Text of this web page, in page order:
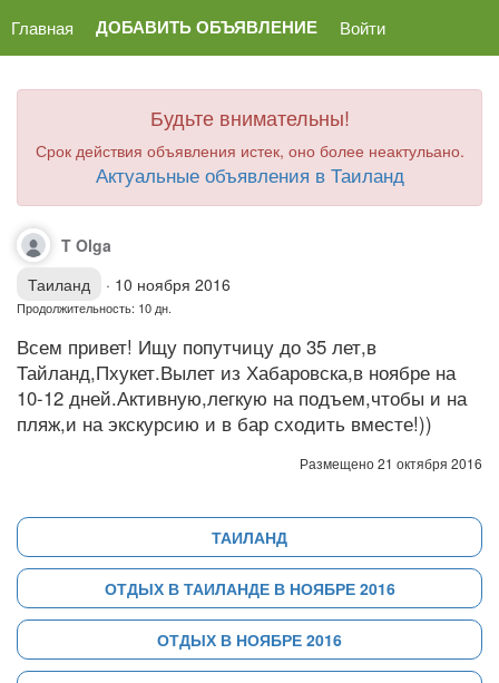
Главная ДОБАВИТЬ ОБЪЯВЛЕНИЕ Войти
Будьте внимательны!
Срок действия объявления истек, оно более неактульано.
Актуальные объявления в Таиланд
T Olga
Таиланд
· 10 ноября 2016
Продолжительность: 10 дн.
Всем привет! Ищу попутчицу до 35 лет,в
Тайланд,Пхукет.Вылет из Хабаровска,в ноябре на
10-12 дней.Активную,легкую на подъем,чтобы и на
пляж,и на экскурсию и в бар сходить вместе!))
Размещено 21 октября 2016
ТАИЛАНД
ОТДЫХ В ТАИЛАНДЕ В НОЯБРЕ 2016
ОТДЫХ В НОЯБРЕ 2016